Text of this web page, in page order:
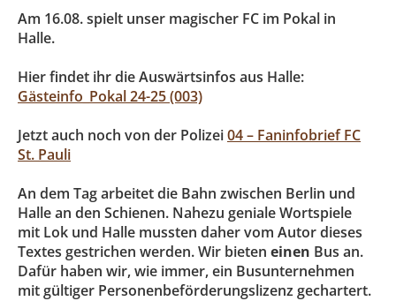
Am 16.08. spielt unser magischer FC im Pokal in
Halle.
Hier findet ihr die Auswärtsinfos aus Halle:
Gästeinfo_Pokal 24-25 (003)
Jetzt auch noch von der Polizei04 – Faninfobrief FC
St. Pauli
An dem Tag arbeitet die Bahn zwischen Berlin und
Halle an den Schienen. Nahezu geniale Wortspiele
mit Lok und Halle mussten daher vom Autor dieses
Textes gestrichen werden. Wir bieten einen Bus an.
Dafür haben wir, wie immer, ein Busunternehmen
mit gültiger Personenbeförderungslizenz gechartert.